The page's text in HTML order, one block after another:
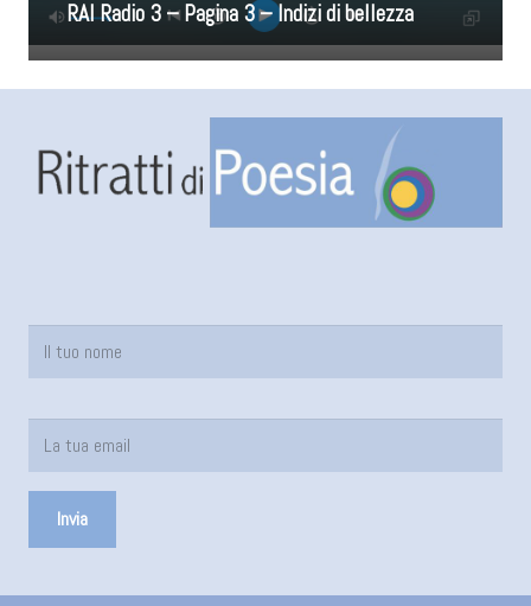
RAI Radio 3 – Pagina 3 – Indizi di bellezza